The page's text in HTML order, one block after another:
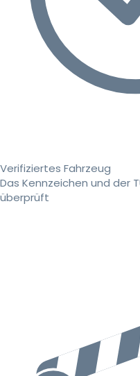
Verifiziertes Fahrzeug
Das Kennzeichen und der
überprüft